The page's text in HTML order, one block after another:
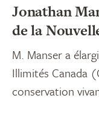
Jonathan
de la
M. Manser a
Illimités Canada
conservation